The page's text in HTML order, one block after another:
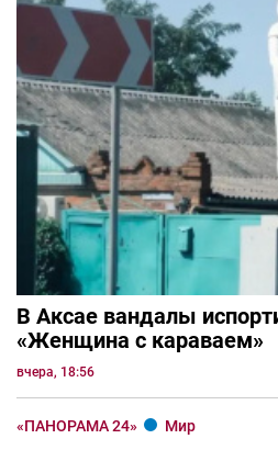
В Аксае вандалы
«Женщина с караваем»
вчера, 18:56
«ПАНОРАМА 24» Мир